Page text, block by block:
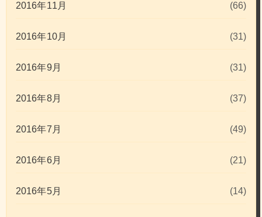
2016年11月 (66)
2016年10月 (31)
2016年9月 (31)
2016年8月 (37)
2016年7月 (49)
2016年6月 (21)
2016年5月 (14)